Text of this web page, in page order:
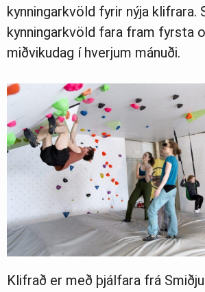
kynningarkvöld fyrir nýja klifrara.
kynningarkvöld fara fram fyrsta
miðvikudag í hverjum mánuði.
Klifrað er með þjálfara frá